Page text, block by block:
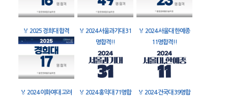
🏅 2025 경희대 합격 🏅 2024 서울과기대 31
명합격!!
🏅 2024 서울대 한예종
11명합격!!
🏅 2024 이화여대 고려
🏅 2024 홍익대 71명합
🏅 2024 건국대 39명합